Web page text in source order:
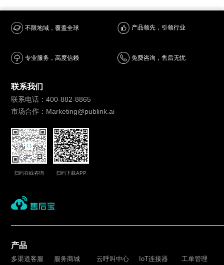
不限地域，覆盖全球 产品领先，引领行业
专业服务，高度信赖 免费咨询，售后无忧
联系我们
联系电话：400-882-8865
市场合作：Marketing@publink.ai
扫码在线咨询 扫码下载APP
产品
多渠道客服 服务商城 云呼叫中心 IoT连接器
工单管理